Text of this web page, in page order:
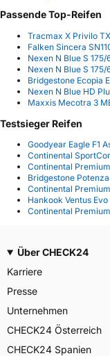
Passende Top-Reifen
Tracmax X Privilo
Falken Sincera
Nexen N Blue S
Nexen N Blue S
Bridgestone Ecopia
Nexen N Blue HD
Maxxis Mecotra 3
Testsieger Reifen
Goodyear Eagle F1
Continental
Continental
Bridgestone
Continental
Hankook Ventus
Continental
Über CHECK24
Karriere
Presse
Unternehmen
CHECK24 Österreich
CHECK24 Spanien